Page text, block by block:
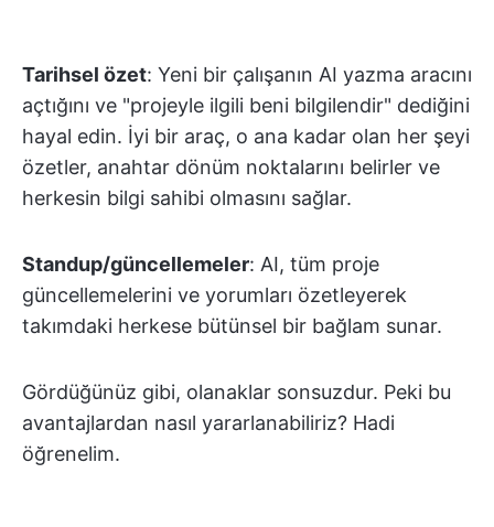
Tarihsel özet: Yeni bir çalışanın AI yazma aracını
açtığını ve "projeyle ilgili beni bilgilendir" dediğini
hayal edin. İyi bir araç, o ana kadar olan her şeyi
özetler, anahtar dönüm noktalarını belirler ve
herkesin bilgi sahibi olmasını sağlar.
Standup/güncellemeler: AI, tüm proje
güncellemelerini ve yorumları özetleyerek
takımdaki herkese bütünsel bir bağlam sunar.
Gördüğünüz gibi, olanaklar sonsuzdur. Peki bu
avantajlardan nasıl yararlanabiliriz? Hadi
öğrenelim.